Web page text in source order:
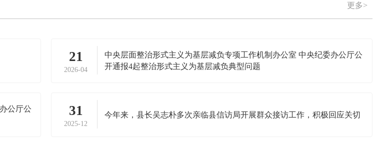
更多>
21
2026-04
中央层面整治形式主义为基层减负专项工作机制办公室 中央纪委办公厅公
开通报4起整治形式主义为基层减负典型问题
公厅公
31
2025-12
今年来，县长吴志朴多次亲临县信访局开展群众接访工作，积极回应关切